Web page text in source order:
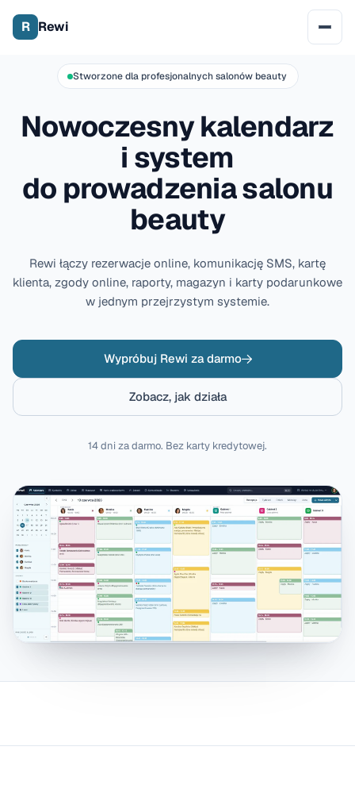
R Rewi
Stworzone dla profesjonalnych salonów beauty
Nowoczesny kalendarz
i system
do prowadzenia salonu
beauty
Rewi łączy rezerwacje online, komunikację SMS, kartę
klienta, zgody online, raporty, magazyn i karty podarunkowe
w jednym przejrzystym systemie.
Wypróbuj Rewi za darmo
Zobacz, jak działa
14 dni za darmo. Bez karty kredytowej.